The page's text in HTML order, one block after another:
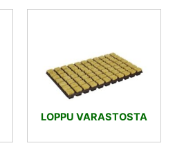
LOPPU VARASTOSTA